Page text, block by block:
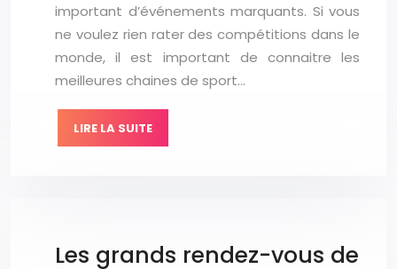
important d’événements marquants. Si vous
ne voulez rien rater des compétitions dans le
monde, il est important de connaitre les
meilleures chaines de sport…
LIRE LA SUITE
Les grands rendez-vous de